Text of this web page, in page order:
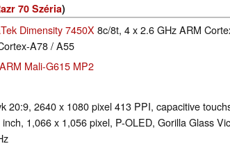
70 Széria)
Dimensity 7450X 8c/8t, 4 x 2.6 GHz ARM
A78 / A55
ARM Mali-G615 MP2
20:9, 2640 x 1080 pixel 413 PPI, capacitive
1,066 x 1,056 pixel, P-OLED, Gorilla Glass